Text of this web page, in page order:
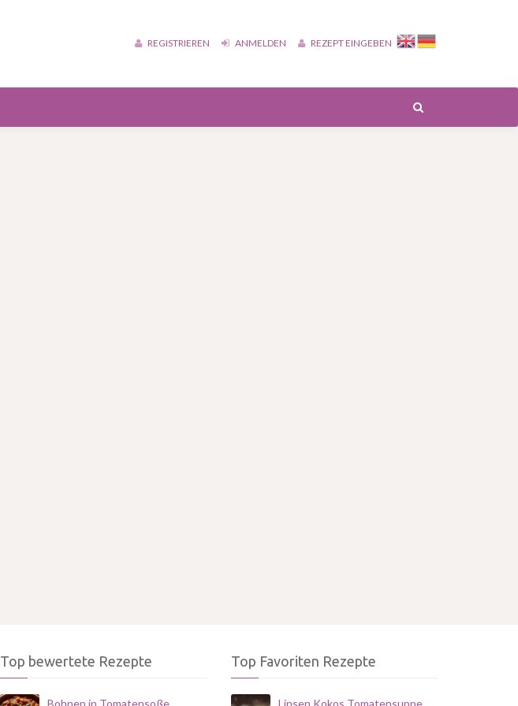
REGISTRIEREN ANMELDEN REZEPT EINGEBEN
Top bewertete Rezepte
Bohnen in Tomatensoße
Top Favoriten Rezepte
Linsen Kokos Tomatensuppe